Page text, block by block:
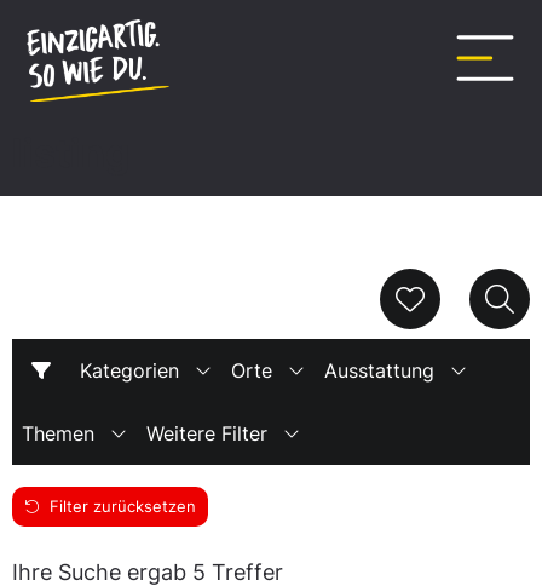
springen
Kategorien Orte Ausstattung
Themen Weitere Filter
Filter zurücksetzen
Ihre Suche ergab 5 Treffer